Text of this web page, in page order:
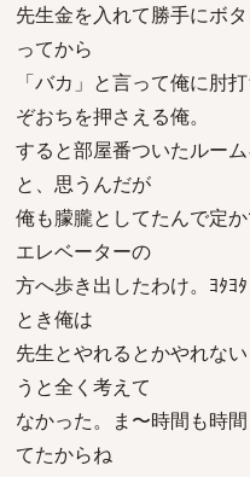
先生金を入れて勝手にボ
ってから
「バカ」と言って俺に肘
ぞおちを押さえる俺。
すると部屋番ついたルー
と、思うんだが
俺も朦朧としてたんで定
エレベーターの
方へ歩き出したわけ。ﾖﾀﾖ
とき俺は
先生とやれるとかやれな
うと全く考えて
なかった。ま〜時間も時
てたからね